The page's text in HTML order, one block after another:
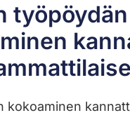
työpöydän
kokoaminen